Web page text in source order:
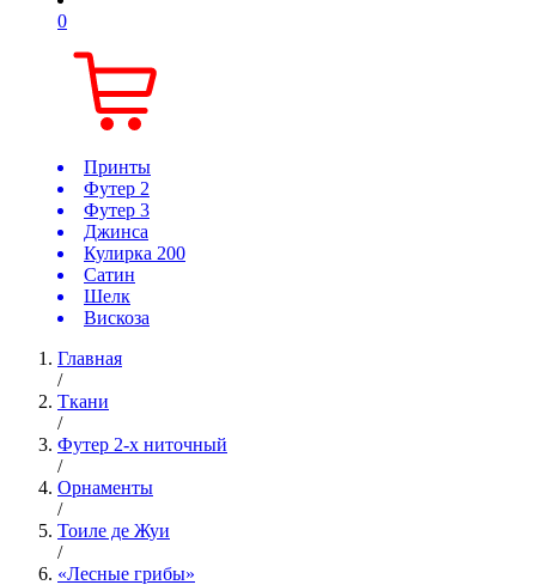
0
Принты
Футер 2
Футер 3
Джинса
Кулирка 200
Сатин
Шелк
Вискоза
Главная
/
Ткани
/
Футер 2-х ниточный
/
Орнаменты
/
Тоиле де Жуи
/
«Лесные грибы»